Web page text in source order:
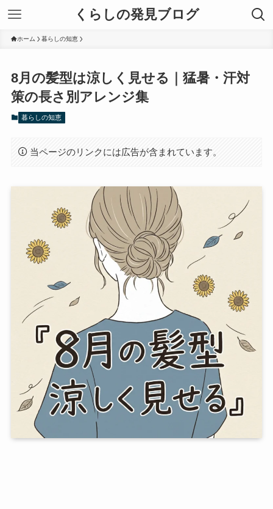
くらしの発見ブログ
ホーム 暮らしの知恵
8月の髪型は涼しく見せる｜猛暑・汗対
策の長さ別アレンジ集
暮らしの知恵
当ページのリンクには広告が含まれています。